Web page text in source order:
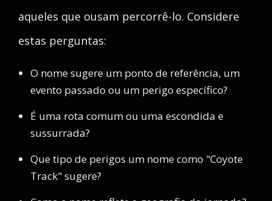
aqueles que ousam percorrê-lo. Considere
estas perguntas:
O nome sugere um ponto de referência, um
evento passado ou um perigo específico?
É uma rota comum ou uma escondida e
sussurrada?
Que tipo de perigos um nome como "Coyote
Track" sugere?